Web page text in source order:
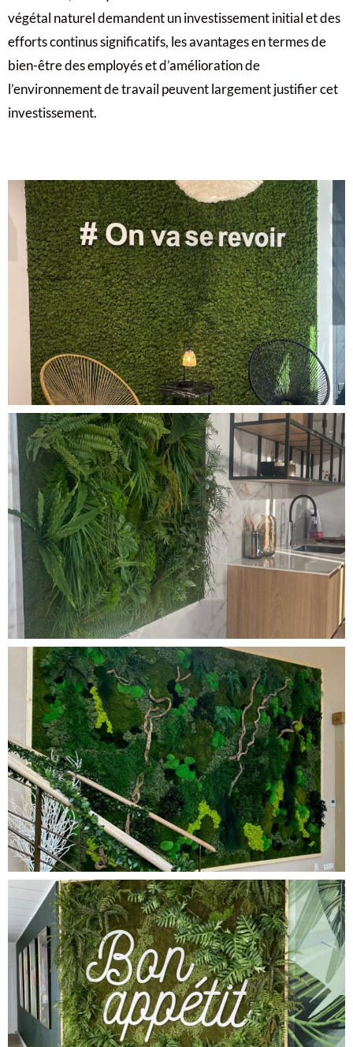
végétal naturel demandent un investissement initial et des
efforts continus significatifs, les avantages en termes de
bien-être des employés et d’amélioration de
l’environnement de travail peuvent largement justifier cet
investissement.